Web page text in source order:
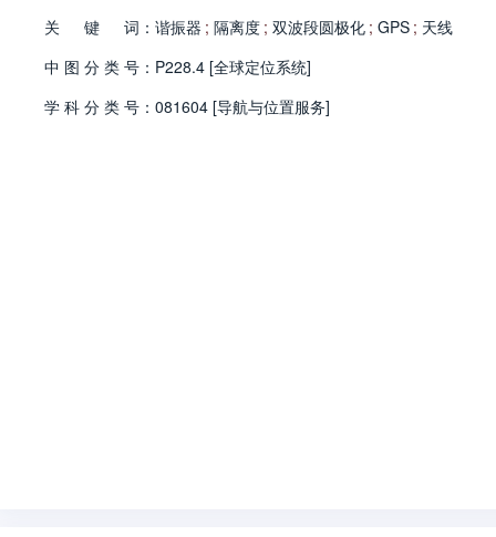
关
键 词： 谐振器 ; 隔离度 ; 双波段圆极化 ; GPS ; 天线
中 图 分 类 号： P228.4 [全球定位系统]
学 科 分 类 号： 081604 [导航与位置服务]